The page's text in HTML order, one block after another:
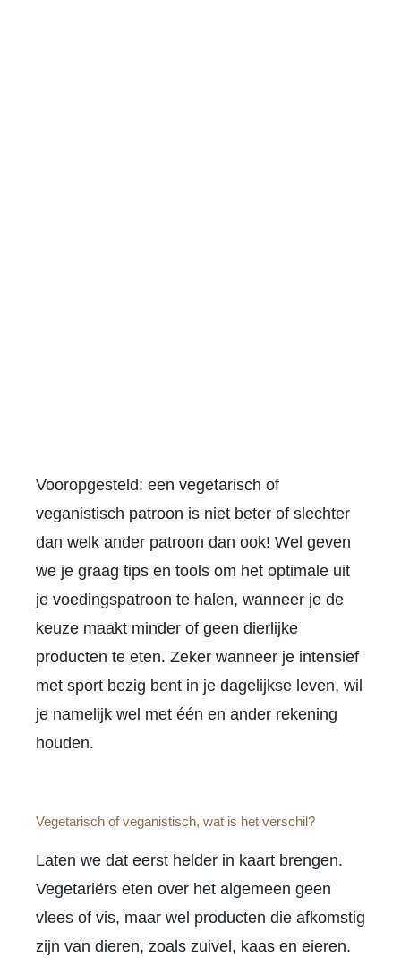
Vooropgesteld: een vegetarisch of
veganistisch patroon is niet beter of slechter
dan welk ander patroon dan ook! Wel geven
we je graag tips en tools om het optimale uit
je voedingspatroon te halen, wanneer je de
keuze maakt minder of geen dierlijke
producten te eten. Zeker wanneer je intensief
met sport bezig bent in je dagelijkse leven, wil
je namelijk wel met één en ander rekening
houden.
Vegetarisch of veganistisch, wat is het verschil?
Laten we dat eerst helder in kaart brengen.
Vegetariërs eten over het algemeen geen
vlees of vis, maar wel producten die afkomstig
zijn van dieren, zoals zuivel, kaas en eieren.